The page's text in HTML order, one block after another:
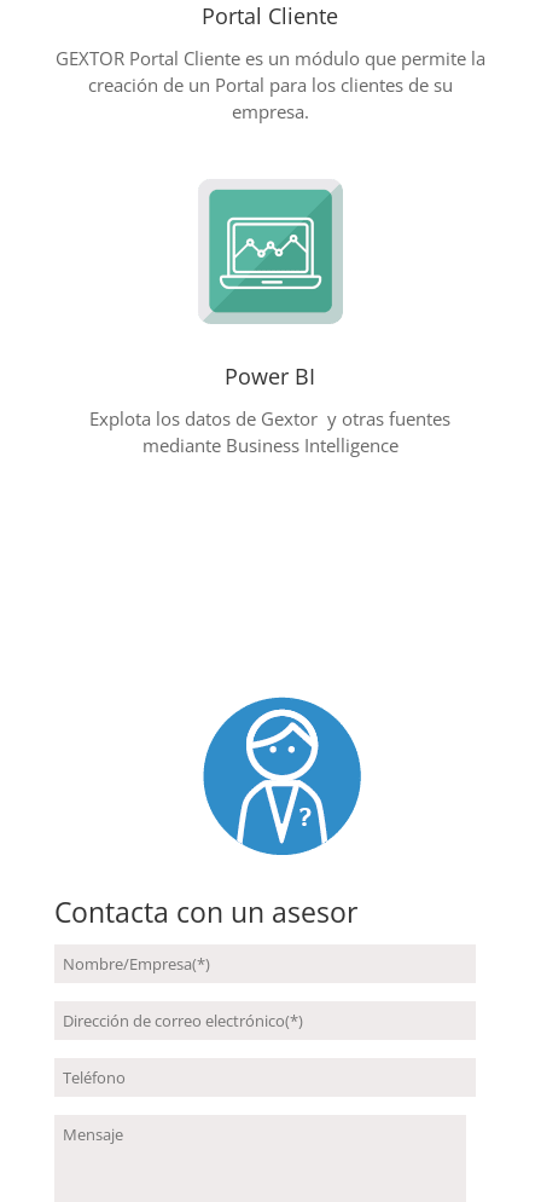
Portal Cliente
GEXTOR Portal Cliente es un módulo que permite la
creación de un Portal para los clientes de su
empresa.
Power BI
Explota los datos de Gextor y otras fuentes
mediante Business Intelligence
Contacta con un asesor